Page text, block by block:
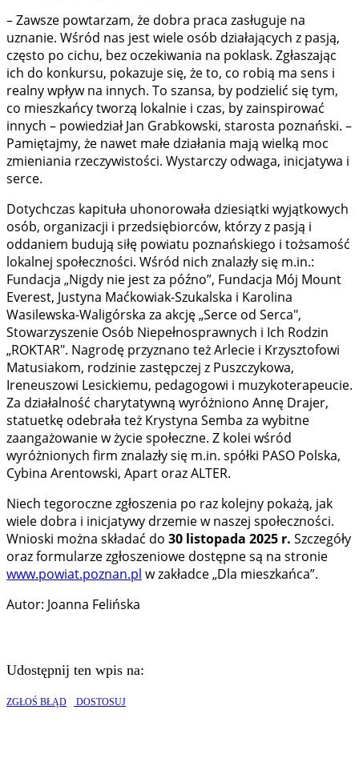
– Zawsze powtarzam, że dobra praca zasługuje na
uznanie. Wśród nas jest wiele osób działających z pasją,
często po cichu, bez oczekiwania na poklask. Zgłaszając
ich do konkursu, pokazuje się, że to, co robią ma sens i
realny wpływ na innych. To szansa, by podzielić się tym,
co mieszkańcy tworzą lokalnie i czas, by zainspirować
innych – powiedział Jan Grabkowski, starosta poznański. –
Pamiętajmy, że nawet małe działania mają wielką moc
zmieniania rzeczywistości. Wystarczy odwaga, inicjatywa i
serce.
Dotychczas kapituła uhonorowała dziesiątki wyjątkowych
osób, organizacji i przedsiębiorców, którzy z pasją i
oddaniem budują siłę powiatu poznańskiego i tożsamość
lokalnej społeczności. Wśród nich znalazły się m.in.:
Fundacja „Nigdy nie jest za późno”, Fundacja Mój Mount
Everest, Justyna Maćkowiak-Szukalska i Karolina
Wasilewska-Waligórska za akcję „Serce od Serca",
Stowarzyszenie Osób Niepełnosprawnych i Ich Rodzin
„ROKTAR". Nagrodę przyznano też Arlecie i Krzysztofowi
Matusiakom, rodzinie zastępczej z Puszczykowa,
Ireneuszowi Lesickiemu, pedagogowi i muzykoterapeucie.
Za działalność charytatywną wyróżniono Annę Drajer,
statuetkę odebrała też Krystyna Semba za wybitne
zaangażowanie w życie społeczne. Z kolei wśród
wyróżnionych firm znalazły się m.in. spółki PASO Polska,
Cybina Arentowski, Apart oraz ALTER.
Niech tegoroczne zgłoszenia po raz kolejny pokażą, jak
wiele dobra i inicjatywy drzemie w naszej społeczności.
Wnioski można składać do 30 listopada 2025 r. Szczegóły
oraz formularze zgłoszeniowe dostępne są na stronie
www.powiat.poznan.pl w zakładce „Dla mieszkańca”.
Autor: Joanna Felińska
Udostępnij ten wpis na:
ZGŁOŚ BŁĄD DOSTOSUJ